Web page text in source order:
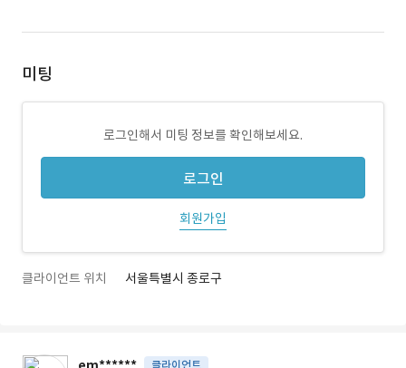
미팅
로그인해서 미팅 정보를 확인해보세요.
로그인
회원가입
클라이언트 위치 서울특별시 종로구
클라이언트